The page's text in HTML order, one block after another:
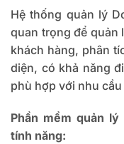
Hệ thống quản lý
quan trọng để quản
khách hàng, phân
diện, có khả năng
phù hợp với nhu
Phần mềm quản
tính năng: